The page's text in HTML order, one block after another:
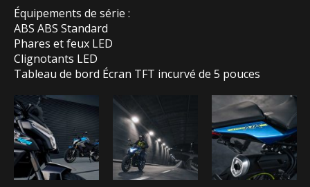
Équipements de série :
ABS ABS Standard
Phares et feux LED
Clignotants LED
Tableau de bord Écran TFT incurvé de 5 pouces